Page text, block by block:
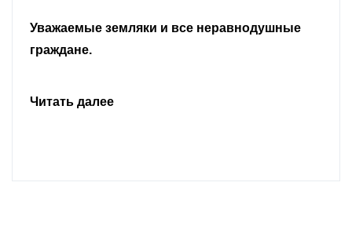
Уважаемые земляки и все неравнодушные
граждане.
Читать далее